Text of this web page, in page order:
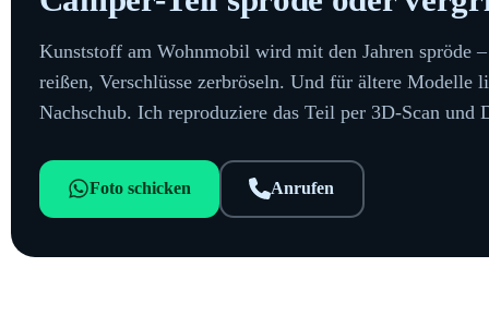
Kunststoff am Wohnmobil wird mit den Jahren spröde
reißen, Verschlüsse zerbröseln. Und für ältere Modelle
Nachschub. Ich reproduziere das Teil per 3D-Scan
Foto schicken Anrufen